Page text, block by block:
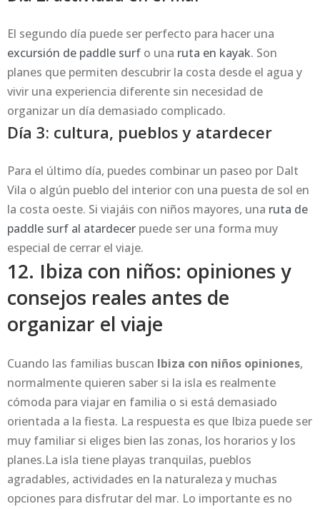
El segundo día puede ser perfecto para hacer una
excursión de paddle surf o una ruta en kayak. Son
planes que permiten descubrir la costa desde el agua y
vivir una experiencia diferente sin necesidad de
organizar un día demasiado complicado.
Día 3: cultura, pueblos y atardecer
Para el último día, puedes combinar un paseo por Dalt
Vila o algún pueblo del interior con una puesta de sol en
la costa oeste. Si viajáis con niños mayores, una ruta de
paddle surf al atardecer puede ser una forma muy
especial de cerrar el viaje.
12. Ibiza con niños: opiniones y
consejos reales antes de
organizar el viaje
Cuando las familias buscan Ibiza con niños opiniones,
normalmente quieren saber si la isla es realmente
cómoda para viajar en familia o si está demasiado
orientada a la fiesta. La respuesta es que Ibiza puede ser
muy familiar si eliges bien las zonas, los horarios y los
planes.La isla tiene playas tranquilas, pueblos
agradables, actividades en la naturaleza y muchas
opciones para disfrutar del mar. Lo importante es no